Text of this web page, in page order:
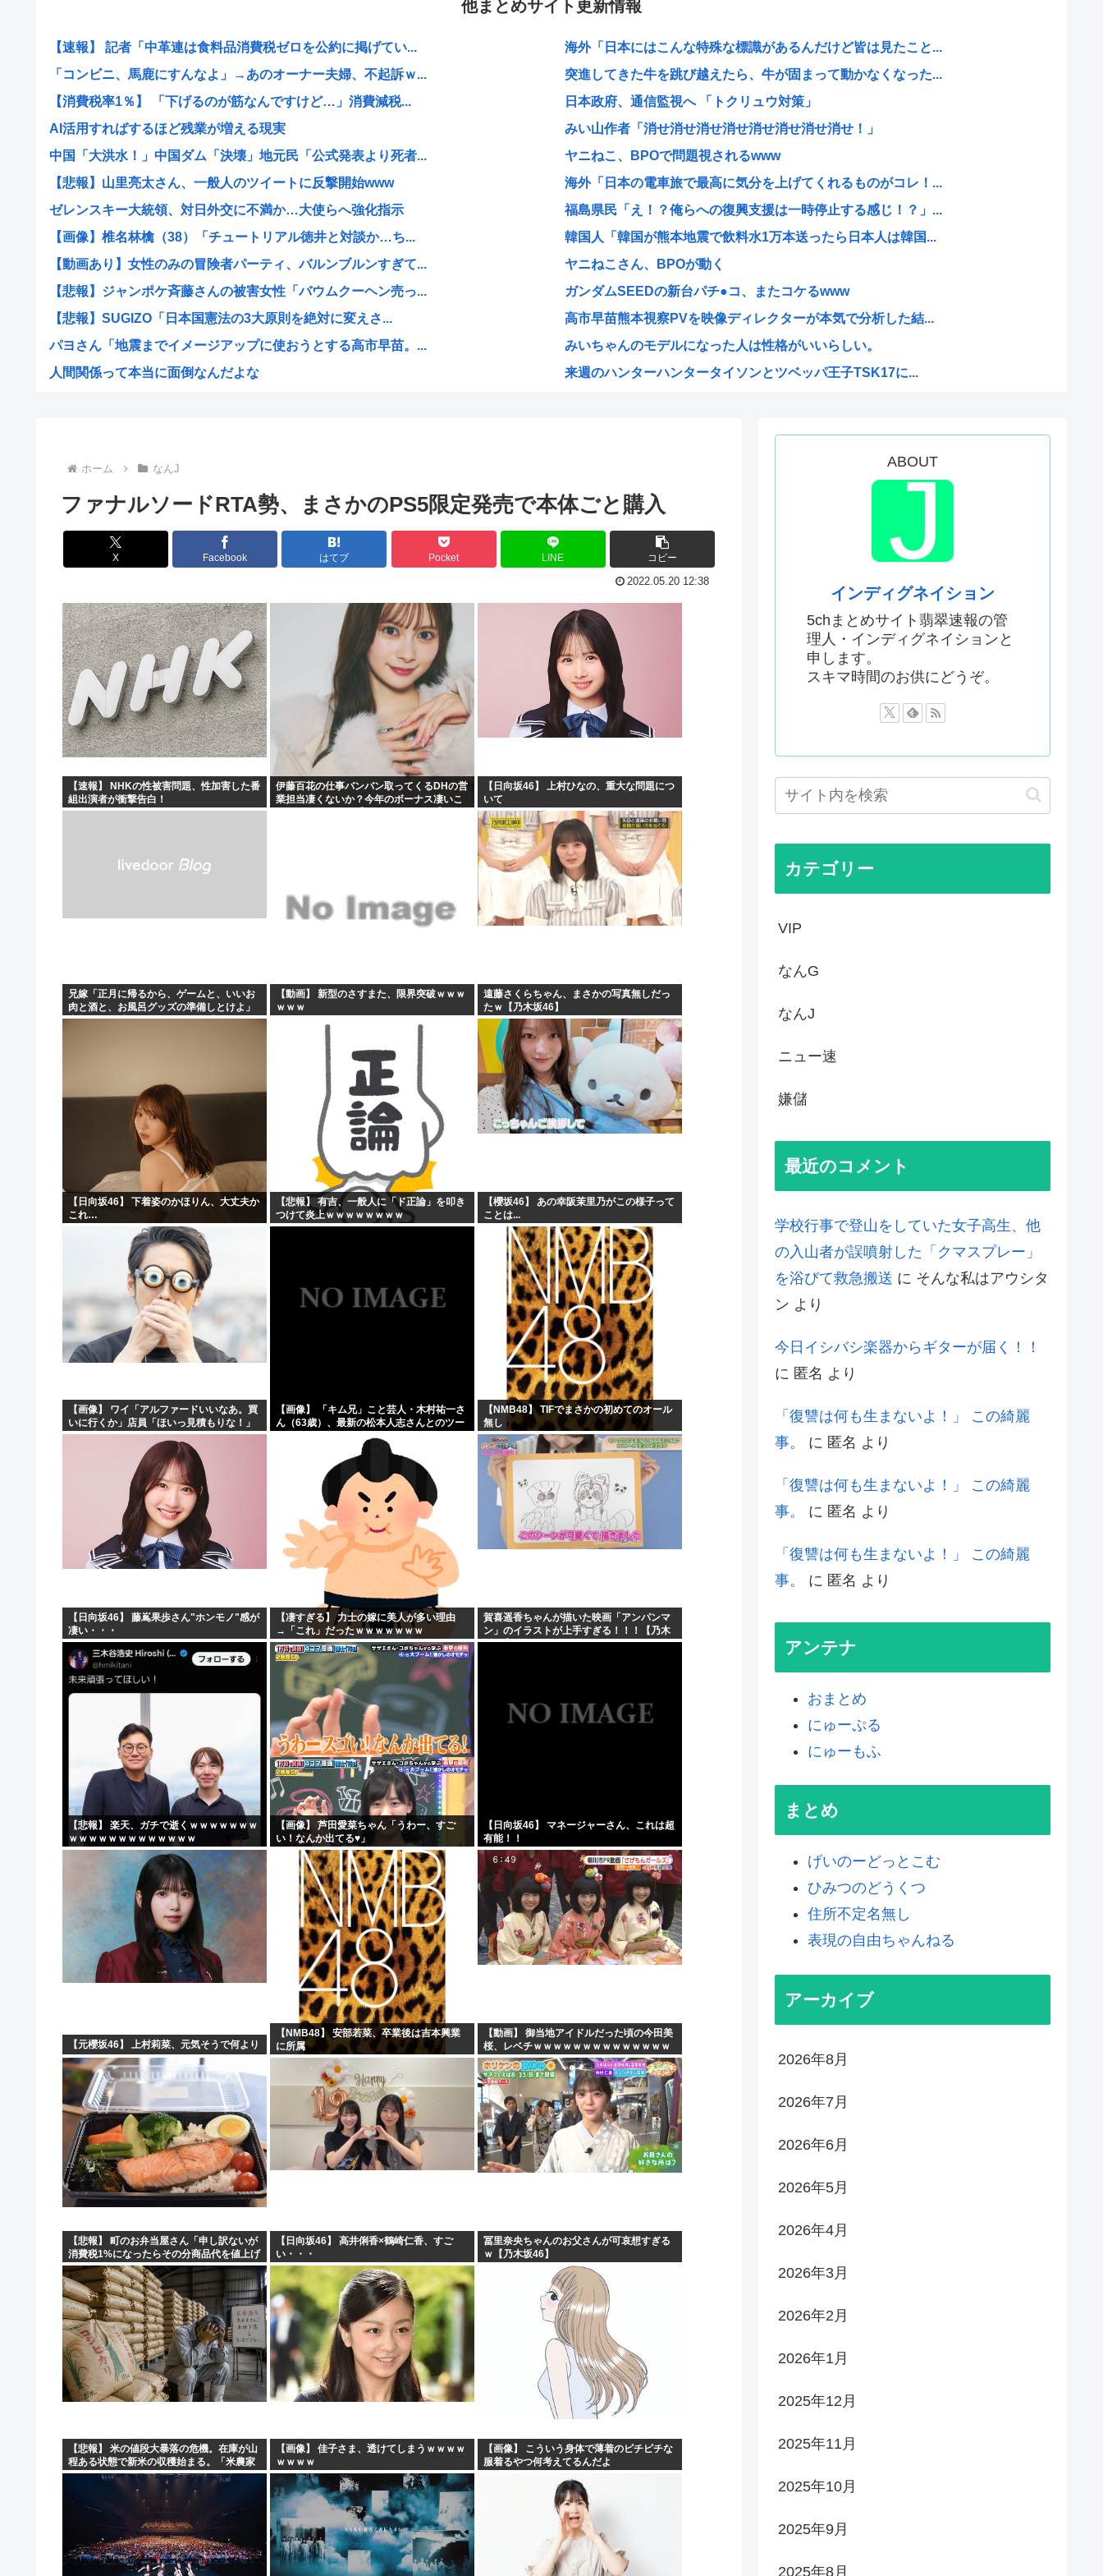
他まとめサイト更新情報
【速報】 記者「中革連は食料品消費税ゼロを公約に掲げてい...
「コンビニ、馬鹿にすんなよ」→あのオーナー夫婦、不起訴ｗ...
【消費税率1％】 「下げるのが筋なんですけど…」消費減税...
AI活用すればするほど残業が増える現実
中国「大洪水！」中国ダム「決壊」地元民「公式発表より死者...
【悲報】山里亮太さん、一般人のツイートに反撃開始www
ゼレンスキー大統領、対日外交に不満か…大使らへ強化指示
【画像】椎名林檎（38）「チュートリアル徳井と対談か…ち...
【動画あり】女性のみの冒険者パーティ、バルンブルンすぎて...
【悲報】ジャンポケ斉藤さんの被害女性「バウムクーヘン売っ...
【悲報】SUGIZO「日本国憲法の3大原則を絶対に変えさ...
パヨさん「地震までイメージアップに使おうとする高市早苗。...
人間関係って本当に面倒なんだよな
【ひろゆき他】Xのインフルエンサー達「高市さぁ、為替介入...
前泊博盛氏「私が総理大臣になったら中国に謝罪しに行きます...
【画像】ひなこのーと作者、またも一線を超える(朝活～くぱ...
仲居さんに「ありがとう」と言うエッヂャー、袋叩きにされて...
円は年末149円へ、BofA予想修正 協調介入に加え日銀...
【消費減税】日本の社会保障、岐路に 財源5兆円見通し立た...
高市「永住許可が出たら生活保護貰おうなんて外国人が増えて...
最近の若年、芸能人を全然知らないwww
秋田にアラブが2兆円の投資決定
イランがホルムズ海峡を通航する全商船に7%の通航料を課す...
【悲報】ちいかわ原作セイレーン編リアルタイム勢「つまんね...
海外「日本にはこんな特殊な標識があるんだけど皆は見たこと...
突進してきた牛を跳び越えたら、牛が固まって動かなくなった...
日本政府、通信監視へ 「トクリュウ対策」
みい山作者「消せ消せ消せ消せ消せ消せ消せ消せ！」
ヤニねこ、BPOで問題視されるwww
海外「日本の電車旅で最高に気分を上げてくれるものがコレ！...
福島県民「え！？俺らへの復興支援は一時停止する感じ！？」...
韓国人「韓国が熊本地震で飲料水1万本送ったら日本人は韓国...
ヤニねこさん、BPOが動く
ガンダムSEEDの新台パチ●コ、またコケるwww
高市早苗熊本視察PVを映像ディレクターが本気で分析した結...
みいちゃんのモデルになった人は性格がいいらしい。
来週のハンターハンタータイソンとツベッパ王子TSK17に...
ゼレンスキー大統領「日本の支援は大きくない」3兆円も支援...
「沢城みゆき」「悠木碧」「坂本真綾」「黒沢ともよ」パチ●...
「安倍晋三」「麻生太郎」「石原慎太郎」「高市早苗」 無礼...
漫画「人間を舐めるなよ…！」←こういう展開好きなんやが
ハンターハンター、とんでもねえ伏線が発掘されるwww
ひなこのーと作者、ついに限界突破
韓国、日本で韓国籍のインフルエンサーが7台の車に当て逃げ...
【海外の反応】 なぜイチローはあんなに敬遠四球が多かった...
割とマジで年収400以下の人ってどう暮らしてるの？この人...
露悪系アニメ、次なるステージへ
「ムクゲェジ漫画」ガチでリアルだったwww
みい山、あんだけ騒ぎになってるのに未だにどこのメディアも...
週刊少年ジャンプ、発行部数100万部割れwww
日本人「うちの犬、たまたまついてきた八百屋で一目惚れした...
ホーム なんJ
ファナルソードRTA勢、まさかのPS5限定発売で本体ごと購入
X Facebook はてブ Pocket LINE コピー
2022.05.20 12:38
【速報】 NHKの性被害問題、性加害した番
組出演者が衝撃告白！
伊藤百花の仕事バンバン取ってくるDHの営
業担当凄くないか？今年のボーナス凄いこ
【日向坂46】 上村ひなの、重大な問題につ
いて
兄嫁「正月に帰るから、ゲームと、いいお
肉と酒と、お風呂グッズの準備しとけよ」
寝起きの私「知るかボケ」兄嫁「キィィィ
【動画】 新型のさすまた、限界突破ｗｗｗ
ｗｗｗ
遠藤さくらちゃん、まさかの写真無しだっ
たｗ【乃木坂46】
【日向坂46】 下着姿のかほりん、大丈夫か
これ…
【悲報】 有吉、一般人に「ド正論」を叩き
つけて炎上ｗｗｗｗｗｗｗｗ
【櫻坂46】 あの幸阪茉里乃がこの様子って
ことは...
【画像】 ワイ「アルファードいいなあ。買
いに行くか」店員「ほいっ見積もりな！」
ワイ「金額おかしくね？」←お前らもそう
思うよな？？？？？
【画像】 「キム兄」こと芸人・木村祐一さ
ん（63歳）、最新の松本人志さんとのツー
ショットが完全に別人だとネット騒然！
「マジで誰かわからん」...
【NMB48】 TIFでまさかの初めてのオール
無し
【日向坂46】 藤嶌果歩さん"ホンモノ"感が
凄い・・・
【凄すぎる】 力士の嫁に美人が多い理由
→「これ」だったｗｗｗｗｗｗｗ
賀喜遥香ちゃんが描いた映画「アンパンマ
ン」のイラストが上手すぎる！！！【乃木
坂46】
【悲報】 楽天、ガチで逝くｗｗｗｗｗｗｗ
ｗｗｗｗｗｗｗｗｗｗｗｗｗ
【画像】 芦田愛菜ちゃん「うわー、すご
い！なんか出てる♥」
【日向坂46】 マネージャーさん、これは超
有能！！
【元櫻坂46】 上村莉菜、元気そうで何より
【NMB48】 安部若菜、卒業後は吉本興業
に所属
【動画】 御当地アイドルだった頃の今田美
桜、レベチｗｗｗｗｗｗｗｗｗｗｗｗｗｗ
ｗｗｗｗ
【悲報】 町のお弁当屋さん「申し訳ないが
消費税1%になったらその分商品代を値上げ
するわ」
【日向坂46】 高井俐香×鶴崎仁香、すご
い・・・
冨里奈央ちゃんのお父さんが可哀想すぎる
ｗ【乃木坂46】
【悲報】 米の値段大暴落の危機。在庫が山
程ある状態で新米の収穫始まる。「米農家
が生活できない」
【画像】 佳子さま、透けてしまうｗｗｗｗ
ｗｗｗｗ
【画像】 こういう身体で薄着のピチピチな
服着るやつ何考えてるんだよ
ABOUT
インディグネイション
5chまとめサイト翡翠速報の管
理人・インディグネイションと
申します。
スキマ時間のお供にどうぞ。
カテゴリー
VIP
なんG
なんJ
ニュー速
嫌儲
最近のコメント
学校行事で登山をしていた女子高生、他
の入山者が誤噴射した「クマスプレー」
を浴びて救急搬送 に そんな私はアウシタ
ン より
今日イシバシ楽器からギターが届く！！
に 匿名 より
「復讐は何も生まないよ！」 この綺麗
事。
に 匿名 より
「復讐は何も生まないよ！」 この綺麗
事。
に 匿名 より
「復讐は何も生まないよ！」 この綺麗
事。
に 匿名 より
アンテナ
おまとめ
にゅーぷる
にゅーもふ
まとめ
げいのーどっとこむ
ひみつのどうくつ
住所不定名無し
表現の自由ちゃんねる
アーカイブ
2026年8月
2026年7月
2026年6月
2026年5月
2026年4月
2026年3月
2026年2月
2026年1月
2025年12月
2025年11月
2025年10月
2025年9月
2025年8月